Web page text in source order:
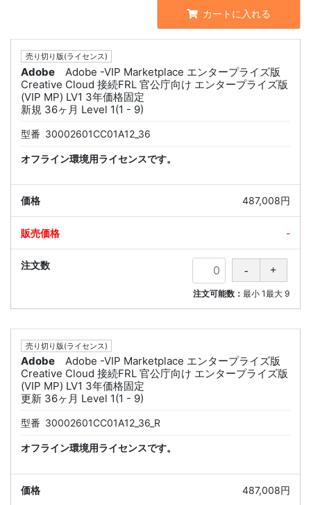
カートに入れる
売り切り版(ライセンス)
Adobe
Adobe -VIP Marketplace エンタープライズ版
Creative Cloud 接続FRL 官公庁向け エンタープライズ版
(VIP MP) LV1 3年価格固定
新規 36ヶ月 Level 1(1 - 9)
型番 30002601CC01A12_36
オフライン環境用ライセンスです。
487,008円
-
注文可能数：最小 1最大 9
売り切り版(ライセンス)
Adobe
Adobe -VIP Marketplace エンタープライズ版
Creative Cloud 接続FRL 官公庁向け エンタープライズ版
(VIP MP) LV1 3年価格固定
更新 36ヶ月 Level 1(1 - 9)
型番 30002601CC01A12_36_R
オフライン環境用ライセンスです。
487,008円